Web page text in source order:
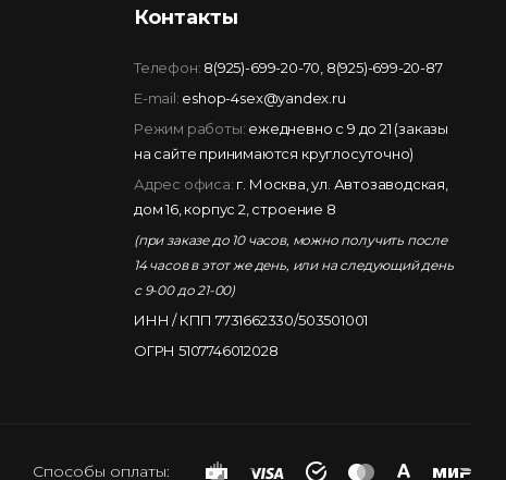
Контакты
Телефон: 8(925)-699-20-70 8(925)-699-20-87
E-mail: eshop-4sex@yandex.ru
Режим работы: ежедневно с 9 до 21 (заказы
на сайте принимаются круглосуточно)
Адрес офиса: г. Москва, ул. Автозаводская,
дом 16, корпус 2, строение 8
(при заказе до 10 часов, можно получить после
14 часов в этот же день, или на следующий день
с 9-00 до 21-00)
ИНН / КПП 7731662330/503501001
ОГРН 5107746012028
Способы оплаты: